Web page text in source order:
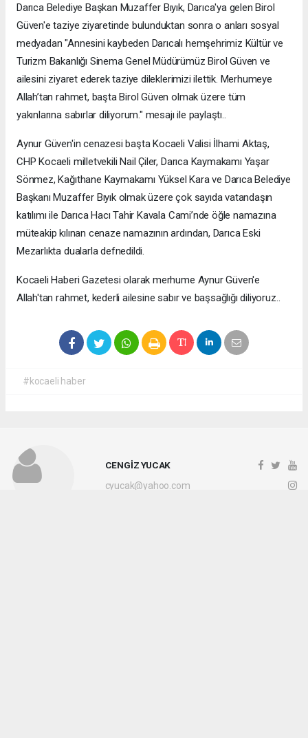
Darıca Belediye Başkan Muzaffer Bıyık, Darıca'ya gelen Birol
Güven'e taziye ziyaretinde bulunduktan sonra o anları sosyal
medyadan "Annesini kaybeden Darıcalı hemşehrimiz Kültür ve
Turizm Bakanlığı Sinema Genel Müdürümüz Birol Güven ve
ailesini ziyaret ederek taziye dileklerimizi ilettik. Merhumeye
Allah’tan rahmet, başta Birol Güven olmak üzere tüm
yakınlarına sabırlar diliyorum." mesajı ile paylaştı..
Aynur Güven'in cenazesi başta Kocaeli Valisi İlhami Aktaş,
CHP Kocaeli milletvekili Nail Çiler, Darıca Kaymakamı Yaşar
Sönmez, Kağıthane Kaymakamı Yüksel Kara ve Darıca Belediye
Başkanı Muzaffer Bıyık olmak üzere çok sayıda vatandaşın
katılımı ile Darıca Hacı Tahir Kavala Cami’nde öğle namazına
müteakip kılınan cenaze namazının ardından, Darıca Eski
Mezarlıkta dualarla defnedildi.
Kocaeli Haberi Gazetesi olarak merhume Aynur Güven'e
Allah'tan rahmet, kederli ailesine sabır ve başsağlığı diliyoruz..
#kocaeli haber
CENGİZ YUCAK
cyucak@yahoo.com